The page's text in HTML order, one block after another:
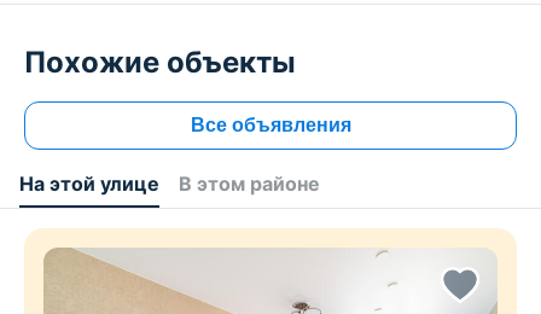
Похожие объекты
Все объявления
На этой улице В этом районе